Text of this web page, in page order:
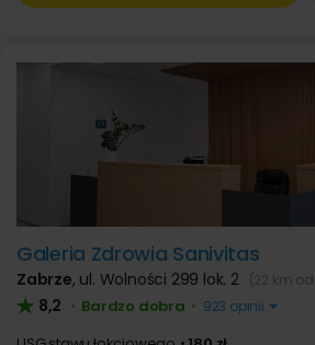
Galeria Zdrowia Sanivitas
Zabrze, ul. Wolności 299 lok. 2 (22 km
8,2 • Bardzo dobra • 923 opinii